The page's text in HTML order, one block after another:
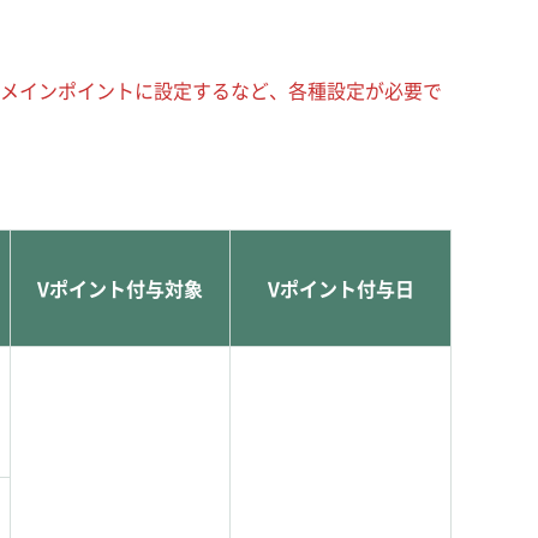
インポイントに設定するなど、各種設定が必要で
Vポイント付与対象 Vポイント付与日